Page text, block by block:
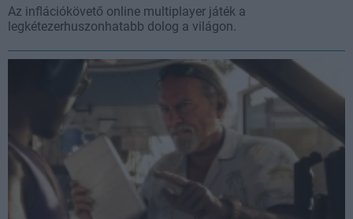
Az inflációkövető online multiplayer játék a
legkétezerhuszonhatabb dolog a világon.